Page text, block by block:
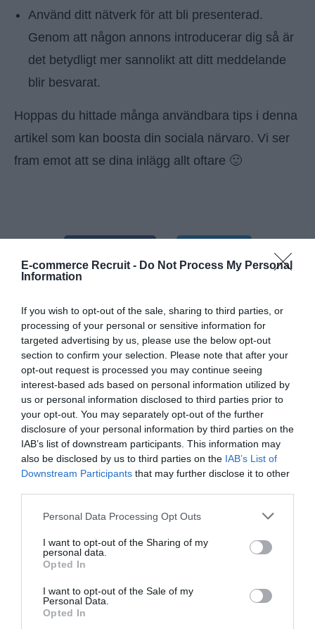
E-commerce Recruit - Do Not Process My Personal
Information
If you wish to opt-out of the sale, sharing to third parties, or
processing of your personal or sensitive information for
targeted advertising by us, please use the below opt-out
section to confirm your selection. Please note that after your
opt-out request is processed you may continue seeing
interest-based ads based on personal information utilized by
us or personal information disclosed to third parties prior to
your opt-out. You may separately opt-out of the further
disclosure of your personal information by third parties on the
IAB’s list of downstream participants. This information may
also be disclosed by us to third parties on the IAB’s List of
Downstream Participants that may further disclose it to other
Personal Data Processing Opt Outs
I want to opt-out of the Sharing of my
personal data.
Opted In
I want to opt-out of the Sale of my
Personal Data.
Opted In
Använd ditt nätverk för att bli presenterad.
Genom att någon annons introducerar dig så är
det betydligt mer sannolikt att ditt meddelande
blir besvarat.
Hoppas du hittade många användbara tips i denna
artikel som kan boosta din sociala närvaro. Vi ser
fram emot att se dina inlägg allt oftare 🙂
Fler artiklar
Här hittar du artiklar kopplat till framgångsrik
rekrytering, search, headhunting och jobbsökande.